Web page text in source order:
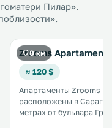
Пилар».
0 км
Zrooms
≈ 120 $
Апартаменты Zrooms
расположены в
метрах от бульвара